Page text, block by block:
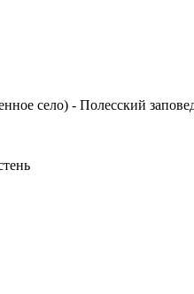
село) - Полесский